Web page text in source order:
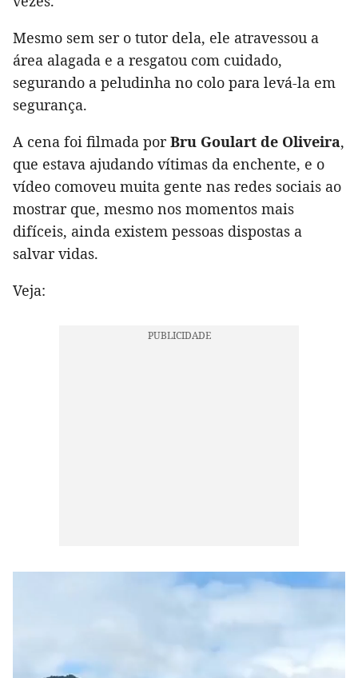
Mesmo sem ser o tutor dela, ele atravessou a
área alagada e a resgatou com cuidado,
segurando a peludinha no colo para levá-la em
segurança.
A cena foi filmada porBru Goulart de Oliveira,
que estava ajudando vítimas da enchente, e o
vídeo comoveu muita gente nas redes sociais ao
mostrar que, mesmo nos momentos mais
difíceis, ainda existem pessoas dispostas a
salvar vidas.
Veja: